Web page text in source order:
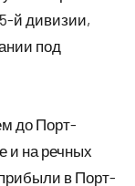
й дивизии,
под
до Порт-
и на речных
в Порт-